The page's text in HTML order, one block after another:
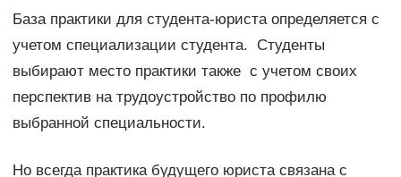
База практики для студента-юриста определяется с
учетом специализации студента. Студенты
выбирают место практики также с учетом своих
перспектив на трудоустройство по профилю
выбранной специальности.
Но всегда практика будущего юриста связана с